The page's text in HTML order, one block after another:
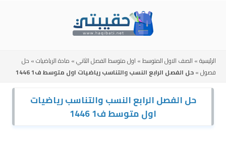
الرئيسية» الصف الاول المتوسط» اول متوسط الفصل الثاني» مادة الرياضيات» حل
فصول»حل الفصل الرابع النسب والتناسب رياضيات اول متوسط ف1 1446
حل الفصل الرابع النسب والتناسب رياضيات
اول متوسط ف1 1446